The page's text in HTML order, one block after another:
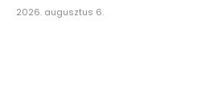
2026. augusztus 6.